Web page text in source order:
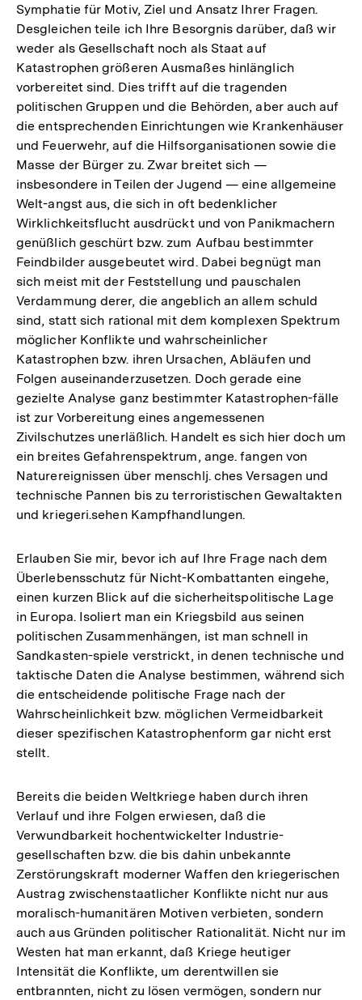
Symphatie für Motiv, Ziel und Ansatz Ihrer Fragen.
Desgleichen teile ich Ihre Besorgnis darüber, daß wir
weder als Gesellschaft noch als Staat auf
Katastrophen größeren Ausmaßes hinlänglich
vorbereitet sind. Dies trifft auf die tragenden
politischen Gruppen und die Behörden, aber auch auf
die entsprechenden Einrichtungen wie Krankenhäuser
und Feuerwehr, auf die Hilfsorganisationen sowie die
Masse der Bürger zu. Zwar breitet sich —
insbesondere in Teilen der Jugend — eine allgemeine
Welt-angst aus, die sich in oft bedenklicher
Wirklichkeitsflucht ausdrückt und von Panikmachern
genüßlich geschürt bzw. zum Aufbau bestimmter
Feindbilder ausgebeutet wird. Dabei begnügt man
sich meist mit der Feststellung und pauschalen
Verdammung derer, die angeblich an allem schuld
sind, statt sich rational mit dem komplexen Spektrum
möglicher Konflikte und wahrscheinlicher
Katastrophen bzw. ihren Ursachen, Abläufen und
Folgen auseinanderzusetzen. Doch gerade eine
gezielte Analyse ganz bestimmter Katastrophen-fälle
ist zur Vorbereitung eines angemessenen
Zivilschutzes unerläßlich. Handelt es sich hier doch um
ein breites Gefahrenspektrum, ange. fangen von
Naturereignissen über menschlj. ches Versagen und
technische Pannen bis zu terroristischen Gewaltakten
und kriegeri.sehen Kampfhandlungen.
Erlauben Sie mir, bevor ich auf Ihre Frage nach dem
Überlebensschutz für Nicht-Kombattanten eingehe,
einen kurzen Blick auf die sicherheitspolitische Lage
in Europa. Isoliert man ein Kriegsbild aus seinen
politischen Zusammenhängen, ist man schnell in
Sandkasten-spiele verstrickt, in denen technische und
taktische Daten die Analyse bestimmen, während sich
die entscheidende politische Frage nach der
Wahrscheinlichkeit bzw. möglichen Vermeidbarkeit
dieser spezifischen Katastrophenform gar nicht erst
stellt.
Bereits die beiden Weltkriege haben durch ihren
Verlauf und ihre Folgen erwiesen, daß die
Verwundbarkeit hochentwickelter Industrie-
gesellschaften bzw. die bis dahin unbekannte
Zerstörungskraft moderner Waffen den kriegerischen
Austrag zwischenstaatlicher Konflikte nicht nur aus
moralisch-humanitären Motiven verbieten, sondern
auch aus Gründen politischer Rationalität. Nicht nur im
Westen hat man erkannt, daß Kriege heutiger
Intensität die Konflikte, um derentwillen sie
entbrannten, nicht zu lösen vermögen, sondern nur